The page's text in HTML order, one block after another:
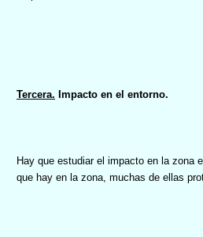
Tercera. Impacto en el entorno.
Hay que estudiar el impacto en la zona
que hay en la zona, muchas de ellas